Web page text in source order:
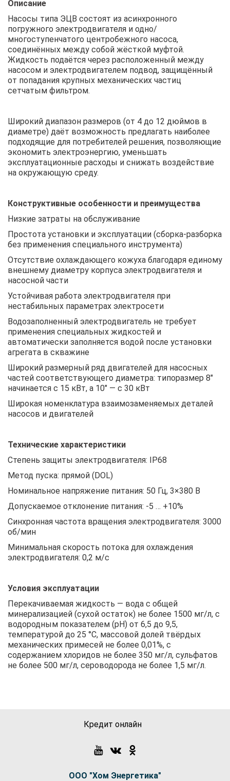
Описание
Насосы типа ЭЦВ состоят из асинхронного
погружного электродвигателя и одно/
многоступенчатого центробежного насоса,
соединённых между собой жёсткой муфтой.
Жидкость подаётся через расположенный между
насосом и электродвигателем подвод, защищённый
от попадания крупных механических частиц
сетчатым фильтром.
Широкий диапазон размеров (от 4 до 12 дюймов в
диаметре) даёт возможность предлагать наиболее
подходящие для потребителей решения, позволяющие
экономить электроэнергию, уменьшать
эксплуатационные расходы и снижать воздействие
на окружающую среду.
Конструктивные особенности и преимущества
Низкие затраты на обслуживание
Простота установки и эксплуатации (сборка-разборка
без применения специального инструмента)
Отсутствие охлаждающего кожуха благодаря единому
внешнему диаметру корпуса электродвигателя и
насосной части
Устойчивая работа электродвигателя при
нестабильных параметрах электросети
Водозаполненный электродвигатель не требует
применения специальных жидкостей и
автоматически заполняется водой после установки
агрегата в скважине
Широкий размерный ряд двигателей для насосных
частей соответствующего диаметра: типоразмер 8″
начинается с 15 кВт, а 10″ — с 30 кВт
Широкая номенклатура взаимозаменяемых деталей
насосов и двигателей
Технические характеристики
Степень защиты электродвигателя: IP68
Метод пуска: прямой (DOL)
Номинальное напряжение питания: 50 Гц, 3×380 В
Допускаемое отклонение питания: -5 … +10%
Синхронная частота вращения электродвигателя: 3000
об/мин
Минимальная скорость потока для охлаждения
электродвигателя: 0,2 м/с
Условия эксплуатации
Перекачиваемая жидкость — вода с общей
минерализацией (сухой остаток) не более 1500 мг/л, с
водородным показателем (рН) от 6,5 до 9,5,
температурой до 25 °C, массовой долей твёрдых
механических примесей не более 0,01%, с
содержанием хлоридов не более 350 мг/л, сульфатов
не более 500 мг/л, сероводорода не более 1,5 мг/л.
Кредит онлайн
ООО "Хом Энергетика"